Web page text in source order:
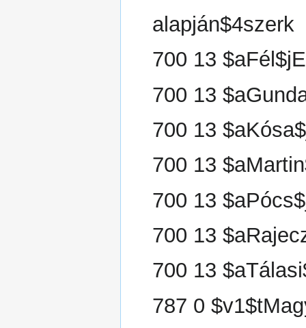
alapján$4szerk
700 13
700 13
700 13
700 13
700 13
700 13
700 13
787 0